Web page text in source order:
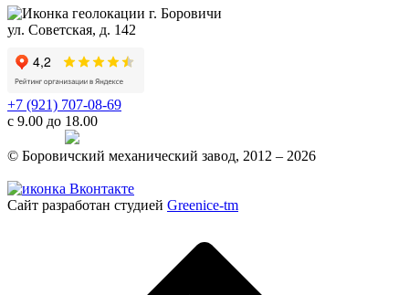
г. Боровичи
ул. Советская, д. 142
+7 (921) 707-08-69
с 9.00 до 18.00
© Боровичский механический завод, 2012 – 2026
Сайт разработан студией Greenice-tm